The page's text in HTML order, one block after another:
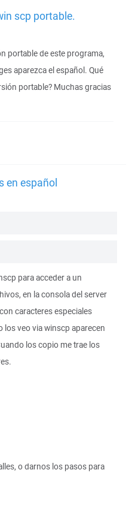
scp portable.
portable de este programa,
aparezca el español. Qué
portable? Muchas gracias
en español
para acceder a un
en la consola del server
caracteres especiales
los veo via winscp aparecen
los copio me trae los
o darnos los pasos para